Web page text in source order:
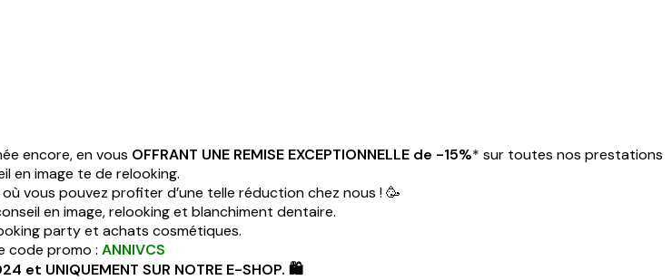
encore, en vous OFFRANT UNE REMISE EXCEPTIONNELLE de -15%* sur toutes nos prestations
en image te de relooking.
où vous pouvez profiter d’une telle réduction chez nous ! 🥳
en image, relooking et blanchiment dentaire.
party et achats cosmétiques.
code promo : ANNIVCS
et UNIQUEMENT SUR NOTRE E-SHOP. 🛍️